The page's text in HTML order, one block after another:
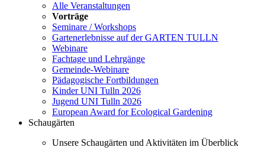
Alle Veranstaltungen
Vorträge
Seminare / Workshops
Gartenerlebnisse auf der GARTEN TULLN
Webinare
Fachtage und Lehrgänge
Gemeinde-Webinare
Pädagogische Fortbildungen
Kinder UNI Tulln 2026
Jugend UNI Tulln 2026
European Award for Ecological Gardening
Schaugärten
Unsere Schaugärten und Aktivitäten im Überblick